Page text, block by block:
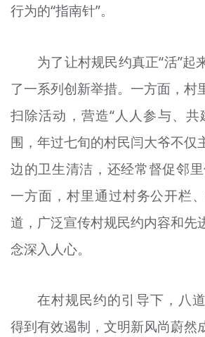
行为的“指南针”。
为了让村规民约真正“活”起
了一系列创新举措。一方面，村
扫除活动，营造“人人参与、共
围，年过七旬的村民闫大爷不仅
边的卫生清洁，还经常督促邻
一方面，村里通过村务公开栏
道，广泛宣传村规民约内容和先
念深入人心。
在村规民约的引导下，八
得到有效遏制，文明新风尚蔚然